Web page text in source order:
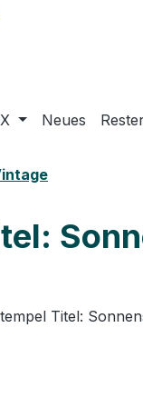
Neues